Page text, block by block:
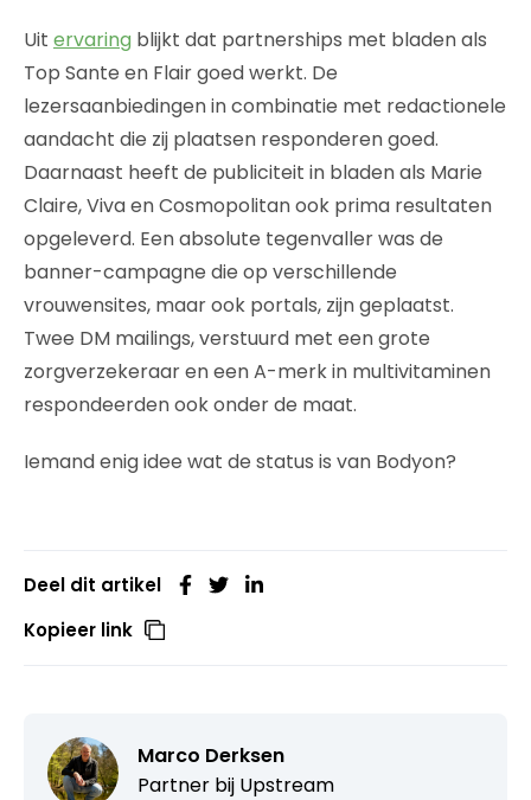
Uit ervaring blijkt dat partnerships met bladen als
Top Sante en Flair goed werkt. De
lezersaanbiedingen in combinatie met redactionele
aandacht die zij plaatsen responderen goed.
Daarnaast heeft de publiciteit in bladen als Marie
Claire, Viva en Cosmopolitan ook prima resultaten
opgeleverd. Een absolute tegenvaller was de
banner-campagne die op verschillende
vrouwensites, maar ook portals, zijn geplaatst.
Twee DM mailings, verstuurd met een grote
zorgverzekeraar en een A-merk in multivitaminen
respondeerden ook onder de maat.
Iemand enig idee wat de status is van Bodyon?
Deel dit artikel
Kopieer link
Marco Derksen
Partner bij Upstream